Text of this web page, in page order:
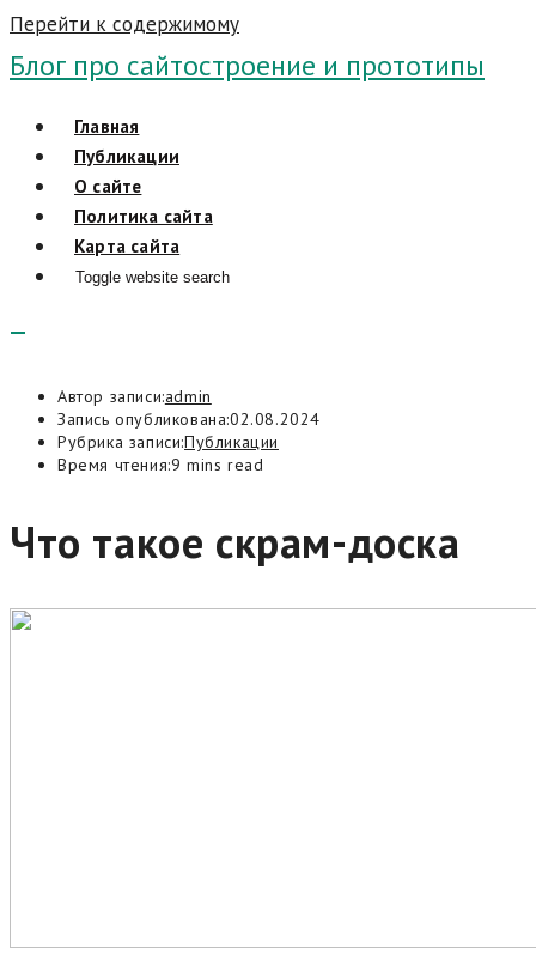
Перейти к содержимому
Блог про сайтостроение и прототипы
Главная
Публикации
О сайте
Политика сайта
Карта сайта
Toggle website search
Автор записи:admin
Запись опубликована:02.08.2024
Рубрика записи:Публикации
Время чтения:9 mins read
Что такое скрам-доска